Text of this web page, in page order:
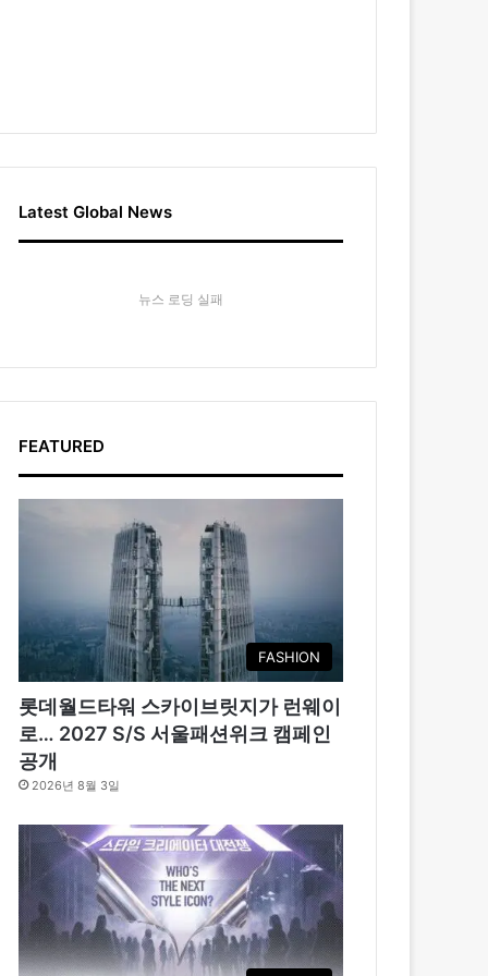
Latest Global News
뉴스 로딩 실패
FEATURED
FASHION
롯데월드타워 스카이브릿지가 런웨이
로… 2027 S/S 서울패션위크 캠페인
공개
2026년 8월 3일